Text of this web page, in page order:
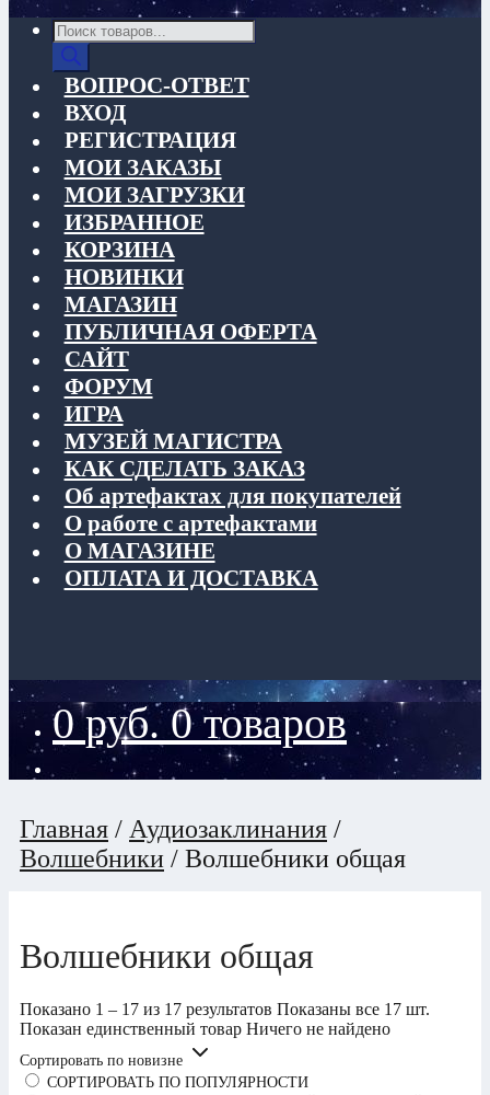
Поиск
товаров
ВОПРОС-ОТВЕТ
ВХОД
РЕГИСТРАЦИЯ
МОИ ЗАКАЗЫ
МОИ ЗАГРУЗКИ
ИЗБРАННОЕ
КОРЗИНА
НОВИНКИ
МАГАЗИН
ПУБЛИЧНАЯ ОФЕРТА
САЙТ
ФОРУМ
ИГРА
МУЗЕЙ МАГИСТРА
КАК СДЕЛАТЬ ЗАКАЗ
Об артефактах для покупателей
О работе с артефактами
О МАГАЗИНЕ
ОПЛАТА И ДОСТАВКА
0руб. 0 товаров
Главная / Аудиозаклинания /
Волшебники / Волшебники общая
Волшебники общая
Показано 1 – 17 из 17 результатов Показаны все 17 шт.
Показан единственный товар Ничего не найдено
Сортировать по новизне
СОРТИРОВАТЬ ПО ПОПУЛЯРНОСТИ